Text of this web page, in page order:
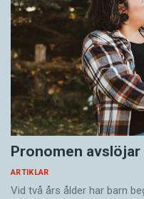
Pronomen
ARTIKLAR
Vid två års ålder har barn